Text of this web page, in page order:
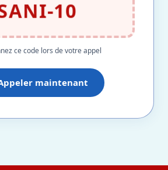
10
ce code lors de votre appel
maintenant